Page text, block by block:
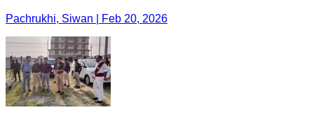
Pachrukhi, Siwan | Feb 20, 2026